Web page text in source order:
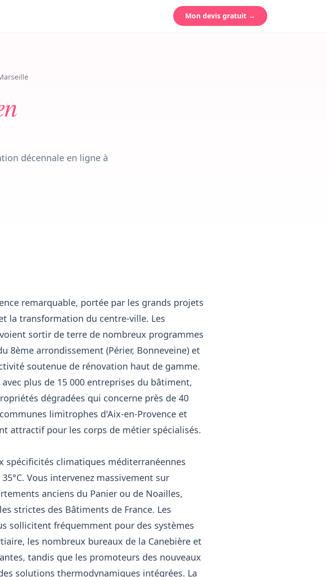
Mon devis gratuit →
décennale en ligne à
remarquable, portée par les grands projets
la transformation du centre-ville. Les
sortir de terre de nombreux programmes
8ème arrondissement (Périer, Bonneveine) et
soutenue de rénovation haut de gamme.
plus de 15 000 entreprises du bâtiment,
dégradées qui concerne près de 40
limitrophes d'Aix-en-Provence et
attractif pour les corps de métier spécialisés.
spécificités climatiques méditerranéennes
Vous intervenez massivement sur
anciens du Panier ou de Noailles,
strictes des Bâtiments de France. Les
sollicitent fréquemment pour des systèmes
les nombreux bureaux de la Canebière et
tandis que les promoteurs des nouveaux
solutions thermodynamiques intégrées. La